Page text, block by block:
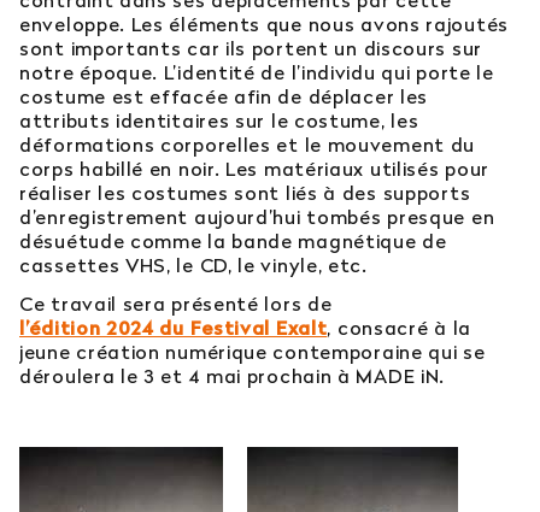
enveloppe. Les éléments que nous avons rajoutés
sont importants car ils portent un discours sur
notre époque. L’identité de l’individu qui porte le
costume est effacée afin de déplacer les
attributs identitaires sur le costume, les
déformations corporelles et le mouvement du
corps habillé en noir. Les matériaux utilisés pour
réaliser les costumes sont liés à des supports
d’enregistrement aujourd’hui tombés presque en
désuétude comme la bande magnétique de
cassettes VHS, le CD, le vinyle, etc.
Ce travail sera présenté lors de
l’édition 2024 du Festival Exalt, consacré à la
jeune création numérique contemporaine qui se
déroulera le 3 et 4 mai prochain à MADE iN.
04 81 92 60 83